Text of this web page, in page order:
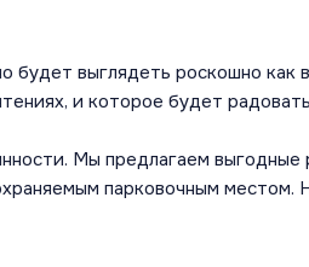
выглядеть роскошно как
и которое будет
Мы предлагаем выгодные
парковочным местом.